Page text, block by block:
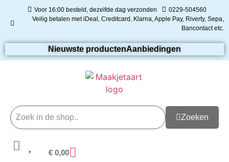
Voor 16:00 besteld, dezelfde dag verzonden
0229-504560
Veilig betalen met iDeal, Creditcard, Klarna, Apple Pay, Riverty, Sepa,
Bancontact etc.
Nieuwste productenAanbiedingen
Zoeken
€ 0,00